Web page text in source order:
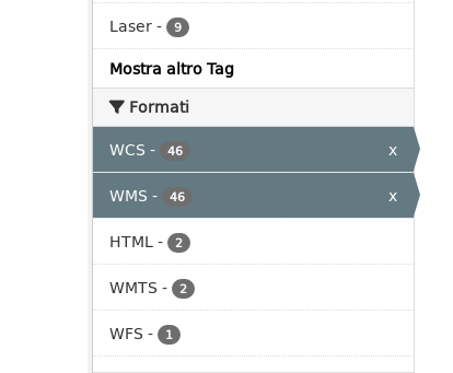
Laser- 9
Mostra altro Tag
Formati
WCS - 46
x
WMS - 46
x
HTML- 2
WMTS - 2
WFS - 1